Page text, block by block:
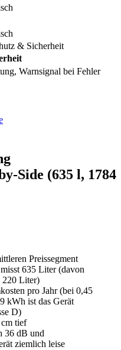
& Sicherheit
Warnsignal bei Fehler
Side (635 l, 1784
Preissegment
635 Liter (davon
220 Liter)
pro Jahr (bei 0,45
kWh ist das Gerät
D)
tief
36 dB und
ziemlich leise